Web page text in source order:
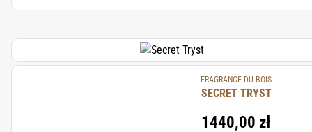
FRAGRANCE DU BOIS
SECRET TRYST
1440,00 zł